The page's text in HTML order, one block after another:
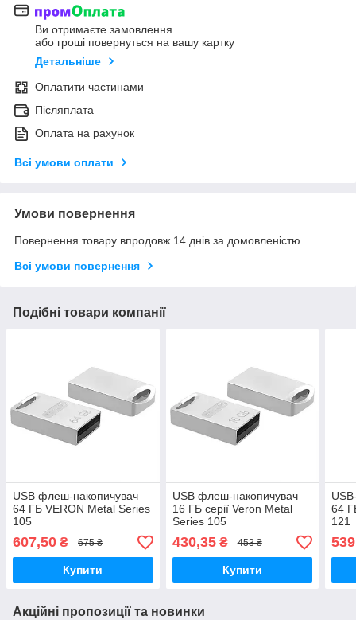
Ви отримаєте замовлення
або гроші повернуться на вашу картку
Детальніше
Оплатити частинами
Післяплата
Оплата на рахунок
Всі умови оплати
Умови повернення
Повернення товару впродовж 14 днів за домовленістю
Всі умови повернення
Подібні товари компанії
USB флеш-накопичувач
64 ГБ VERON Metal Series
105
607,50 ₴ 675 ₴
Купити
USB флеш-накопичувач
16 ГБ серії Veron Metal
Series 105
430,35₴ 453 ₴
Купити
64
121
Акційні пропозиції та новинки